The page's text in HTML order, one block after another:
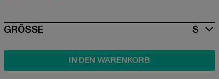
SIZE
GRÖSSE S
IN DEN WARENKORB